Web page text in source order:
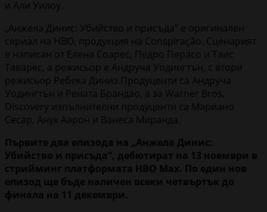
и Али Уилоу.
„Анжела Динис: Убийство и присъда“ е оригинален
сериал на HBO, продукция на Conspiração. Сценарият
е написан от Елена Соарес, Педро Перасо и Таис
Таварес, а режисьор е Андруча Уодингтън, с втори
режисьор Ребека Диниз.Продуценти са Андруча
Уодингтън и Рената Брандaо, а за Warner Bros.
Discovery изпълнителни продуценти са Мариано
Сесар, Анук Аарон и Ванеса Миранда.
Първите два епизода на „Анжела Динис:
Убийство и присъда“, дебютират на 13 ноември в
стрийминг платформата HBO Max. По един нов
епизод ще бъде наличен всеки четвъртък до
финала на 11 декември.